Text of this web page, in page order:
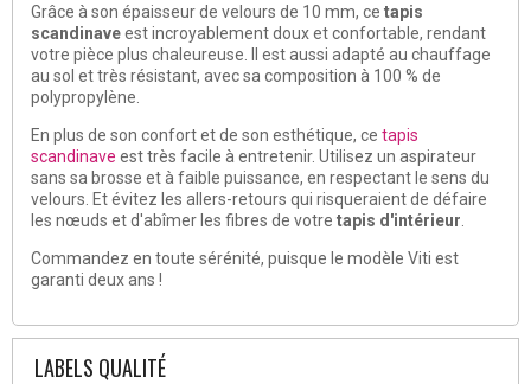
Grâce à son épaisseur de velours de 10 mm, ce tapis
scandinaveest incroyablement doux et confortable, rendant
votre pièce plus chaleureuse. Il est aussi adapté au chauffage
au sol et très résistant, avec sa composition à 100 % de
polypropylène.
En plus de son confort et de son esthétique, ce tapis
scandinave est très facile à entretenir. Utilisez un aspirateur
sans sa brosse et à faible puissance, en respectant le sens du
velours. Et évitez les allers-retours qui risqueraient de défaire
les nœuds et d'abîmer les fibres de votre tapis d'intérieur
Commandez en toute sérénité, puisque le modèle Viti est
garanti deux ans !
LABELS QUALITÉ